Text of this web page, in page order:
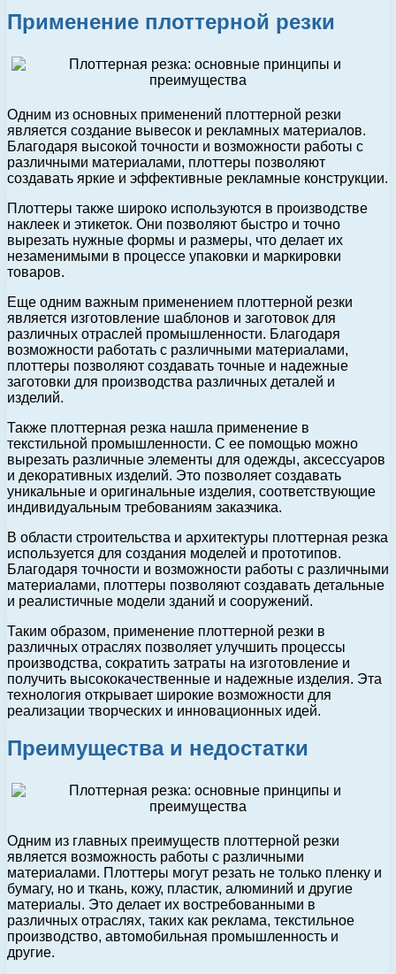
Применение плоттерной резки
Одним из основных применений плоттерной резки
является создание вывесок и рекламных материалов.
Благодаря высокой точности и возможности работы с
различными материалами, плоттеры позволяют
создавать яркие и эффективные рекламные конструкции.
Плоттеры также широко используются в производстве
наклеек и этикеток. Они позволяют быстро и точно
вырезать нужные формы и размеры, что делает их
незаменимыми в процессе упаковки и маркировки
товаров.
Еще одним важным применением плоттерной резки
является изготовление шаблонов и заготовок для
различных отраслей промышленности. Благодаря
возможности работать с различными материалами,
плоттеры позволяют создавать точные и надежные
заготовки для производства различных деталей и
изделий.
Также плоттерная резка нашла применение в
текстильной промышленности. С ее помощью можно
вырезать различные элементы для одежды, аксессуаров
и декоративных изделий. Это позволяет создавать
уникальные и оригинальные изделия, соответствующие
индивидуальным требованиям заказчика.
В области строительства и архитектуры плоттерная резка
используется для создания моделей и прототипов.
Благодаря точности и возможности работы с различными
материалами, плоттеры позволяют создавать детальные
и реалистичные модели зданий и сооружений.
Таким образом, применение плоттерной резки в
различных отраслях позволяет улучшить процессы
производства, сократить затраты на изготовление и
получить высококачественные и надежные изделия. Эта
технология открывает широкие возможности для
реализации творческих и инновационных идей.
Преимущества и недостатки
Одним из главных преимуществ плоттерной резки
является возможность работы с различными
материалами. Плоттеры могут резать не только пленку и
бумагу, но и ткань, кожу, пластик, алюминий и другие
материалы. Это делает их востребованными в
различных отраслях, таких как реклама, текстильное
производство, автомобильная промышленность и
другие.